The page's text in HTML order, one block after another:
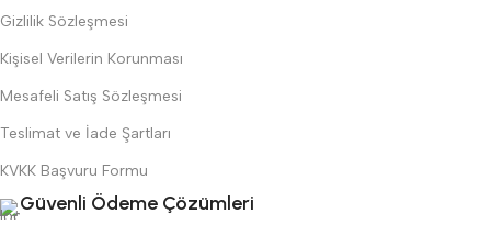
Gizlilik Sözleşmesi
Kişisel Verilerin Korunması
Mesafeli Satış Sözleşmesi
Teslimat ve İade Şartları
KVKK Başvuru Formu
Güvenli Ödeme Çözümleri